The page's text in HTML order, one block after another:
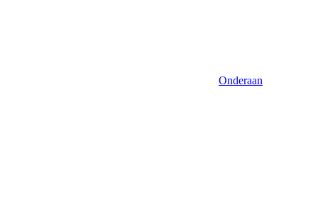
Onderaan